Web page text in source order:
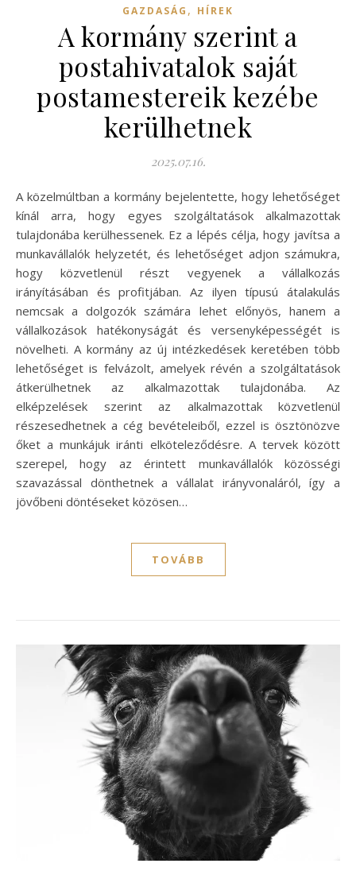
GAZDASÁG , HÍREK
A kormány szerint a
postahivatalok saját
postamestereik kezébe
kerülhetnek
2025.07.16.
A közelmúltban a kormány bejelentette, hogy lehetőséget
kínál arra, hogy egyes szolgáltatások alkalmazottak
tulajdonába kerülhessenek. Ez a lépés célja, hogy javítsa a
munkavállalók helyzetét, és lehetőséget adjon számukra,
hogy közvetlenül részt vegyenek a vállalkozás
irányításában és profitjában. Az ilyen típusú átalakulás
nemcsak a dolgozók számára lehet előnyös, hanem a
vállalkozások hatékonyságát és versenyképességét is
növelheti. A kormány az új intézkedések keretében több
lehetőséget is felvázolt, amelyek révén a szolgáltatások
átkerülhetnek az alkalmazottak tulajdonába. Az
elképzelések szerint az alkalmazottak közvetlenül
részesedhetnek a cég bevételeiből, ezzel is ösztönözve
őket a munkájuk iránti elköteleződésre. A tervek között
szerepel, hogy az érintett munkavállalók közösségi
szavazással dönthetnek a vállalat irányvonaláról, így a
jövőbeni döntéseket közösen…
TOVÁBB